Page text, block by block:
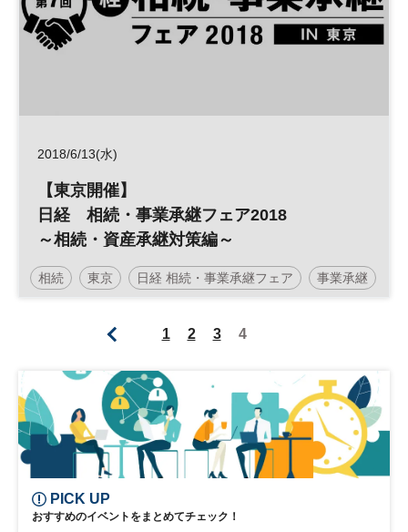
2018/6/13(水)
【東京開催】
日経 相続・事業承継フェア2018
～相続・資産承継対策編～
相続 東京 日経 相続・事業承継フェア 事業承継
1 2 3 4
PICK UP
おすすめのイベントをまとめてチェック！